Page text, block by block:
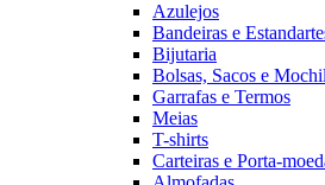
Azulejos
Bandeiras e
Bijutaria
Bolsas, Sacos e
Garrafas e Termos
Meias
T-shirts
Carteiras e Porta-